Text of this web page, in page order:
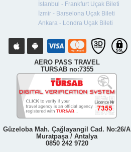
İstanbul - Frankfurt Uçak Bileti
İzmir - Barselona Uçak Bileti
Ankara - Londra Uçak Bileti
AERO PASS TRAVEL
TURSAB no:7355
Güzeloba Mah. Çağlayangil Cad. No:26/A
Muratpaşa / Antalya
0850 242 9720